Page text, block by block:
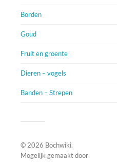
Borden
Goud
Fruit en groente
Dieren – vogels
Banden – Strepen
© 2026 Bochwiki.
Mogelijk gemaakt door